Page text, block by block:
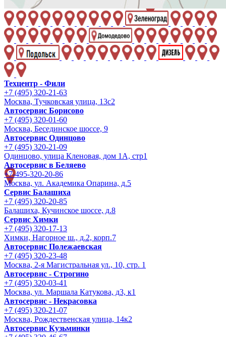
Техцентр - Фили
+7 (495) 320-21-63
Москва, Тучковская улица, 13с2
Автосервис Борисово
+7 (495) 320-01-60
Москва, Бесединское шоссе, 9
Автосервис Одинцово
+7 (495) 320-21-09
Одинцово, улица Кленовая, дом 1А, стр1
Автосервис в Беляево
+7-495-320-20-86
Москва, ул. Академика Опарина, д.5
Сервис Балашиха
+7 (495) 320-20-85
Балашиха, Кучинское шоссе, д.8
Сервис Химки
+7 (495) 320-17-13
Химки, Нагорное ш., д.2, корп.7
Автосервис Полежаевская
+7 (495) 320-23-48
Москва, 2-я Магистральная ул., 10, стр. 1
Автосервис - Строгино
+7 (495) 320-03-41
Москва, ул. Маршала Катукова, д3, к1
Автосервис - Некрасовка
+7 (495) 320-21-07
Москва, Рождественская улица, 14к2
Автосервис Кузьминки